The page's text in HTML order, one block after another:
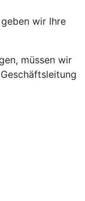
wir Ihre
müssen wir